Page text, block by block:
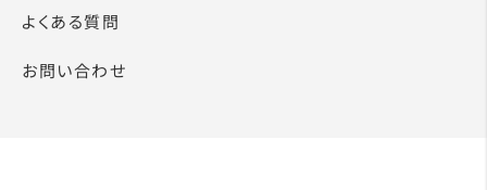
よくある質問
お問い合わせ